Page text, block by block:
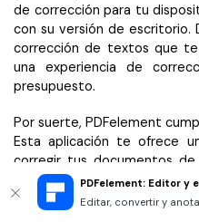
PDFelement: Editor y
Editar, convertir y
de corrección para tu
con su versión de escritorio.
corrección de textos que
una experiencia de
presupuesto.
Por suerte, PDFelement
Esta aplicación te ofrece
corregir tus documentos
atractivo a la vista y de
versión de Wondershare